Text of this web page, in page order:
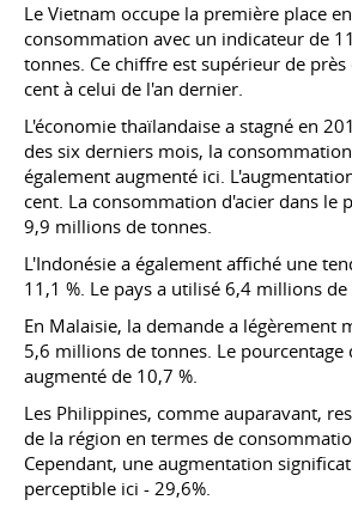
Le Vietnam occupe la première place
consommation avec un indicateur de
tonnes. Ce chiffre est supérieur de
cent à celui de l'an dernier.
L'économie thaïlandaise a stagné en
des six derniers mois, la
également augmenté ici.
cent. La consommation d'acier dans le
9,9 millions de tonnes.
L'Indonésie a également affiché une
11,1 %. Le pays a utilisé 6,4 millions
En Malaisie, la demande a légèrement
5,6 millions de tonnes. Le
augmenté de 10,7 %.
Les Philippines, comme auparavant,
de la région en termes de
Cependant, une augmentation
perceptible ici - 29,6%.